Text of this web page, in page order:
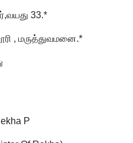
33.*
, மருத்துவமனை.*
P